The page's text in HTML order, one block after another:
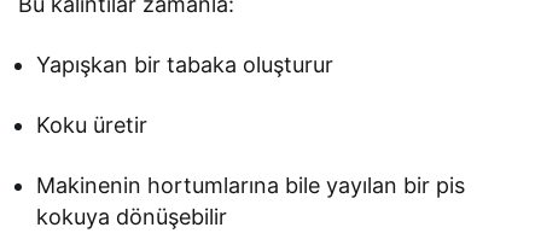
Yapışkan bir tabaka oluşturur
Koku üretir
Makinenin hortumlarına bile yayılan bir pis
kokuya dönüşebilir